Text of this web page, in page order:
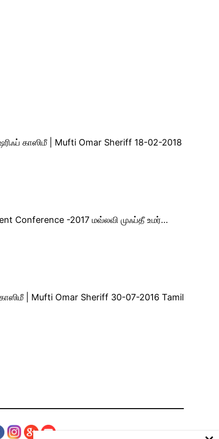
காஸிமீ | Mufti Omar Sheriff 18-02-2018
Conference -2017 மவ்லவி முஃப்தீ உமர்…
| Mufti Omar Sheriff 30-07-2016 Tamil